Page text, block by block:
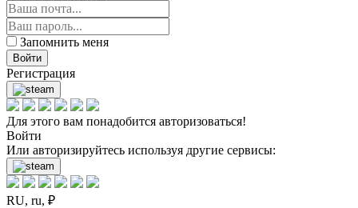
Запомнить меня
Войти
Регистрация
Для этого вам понадобится авторизоваться!
Войти
Или авторизируйтесь используя другие сервисы:
RU, ru, ₽